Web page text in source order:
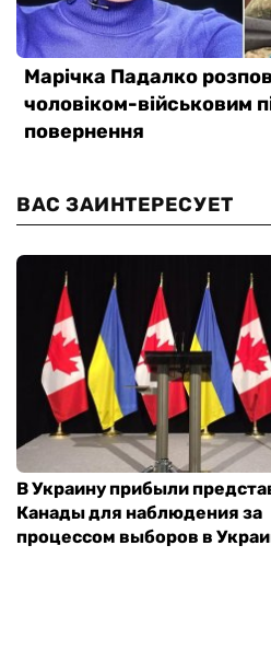
ВАС ЗАИНТЕРЕСУЕТ
В Украину прибыли
Канады для наблюдения за
процессом выборов в